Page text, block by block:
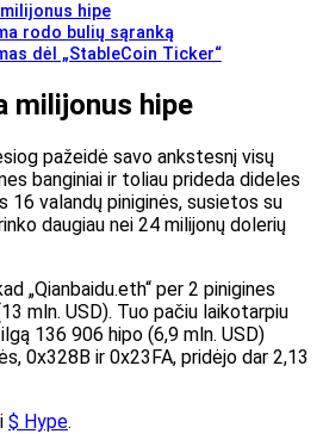
hipe
rodo bulių sąranką
dėl „StableCoin Ticker“
milijonus hipe
pažeidė savo ankstesnį visų
banginiai ir toliau prideda dideles
16 valandų piniginės, susietos su
daugiau nei 24 milijonų dolerių
„Qianbaidu.eth“ per 2 pinigines
mln. USD). Tuo pačiu laikotarpiu
136 906 hipo (6,9 mln. USD)
0x328B ir 0x23FA, pridėjo dar 2,13
$ Hype.